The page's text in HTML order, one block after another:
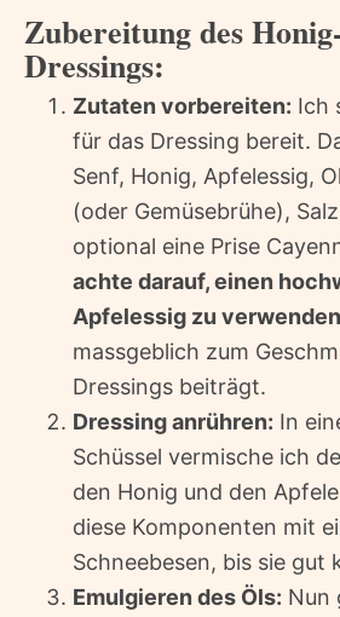
Zubereitung des
Dressings:
Zutaten vorbereiten: Ich
für das Dressing bereit.
Senf, Honig, Apfelessig,
(oder Gemüsebrühe),
optional eine Prise
achte darauf, einen
Apfelessig zu verwenden
massgeblich zum
Dressings beiträgt.
Dressing anrühren: In
Schüssel vermische ich
den Honig und den
diese Komponenten mit
Schneebesen, bis sie gut
Emulgieren des Öls: Nun